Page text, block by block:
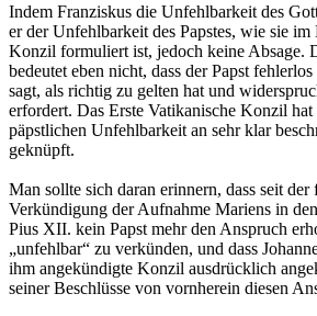
Indem Franziskus die Unfehlbarkeit des
er der Unfehlbarkeit des Papstes, wie sie im
Konzil formuliert ist, jedoch keine Absage.
bedeutet eben nicht, dass der Papst
sagt, als richtig zu gelten hat und
erfordert. Das Erste Vatikanische Konzil
päpstlichen Unfehlbarkeit an sehr klar
geknüpft.
Man sollte sich daran erinnern, dass seit der
Verkündigung der Aufnahme Mariens in
Pius XII. kein Papst mehr den Anspruch
„unfehlbar“ zu verkünden, und dass
ihm angekündigte Konzil ausdrücklich
seiner Beschlüsse von vornherein diesen